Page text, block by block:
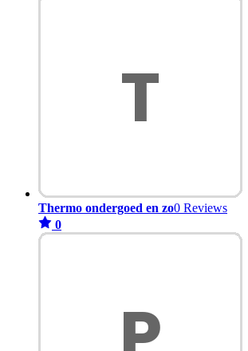
Thermo ondergoed en zo0 Reviews
0